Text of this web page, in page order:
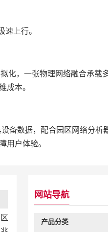
速上行。
化，一张物理网络融合承载
成本。
备数据，配合园区网络分析
用户体验。
网站导航
产品分类